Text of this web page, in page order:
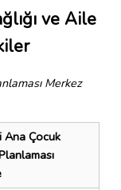
ve Aile
Merkez
Ana Çocuk